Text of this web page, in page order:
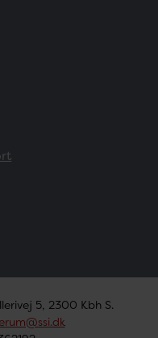
5, 2300 Kbh S.